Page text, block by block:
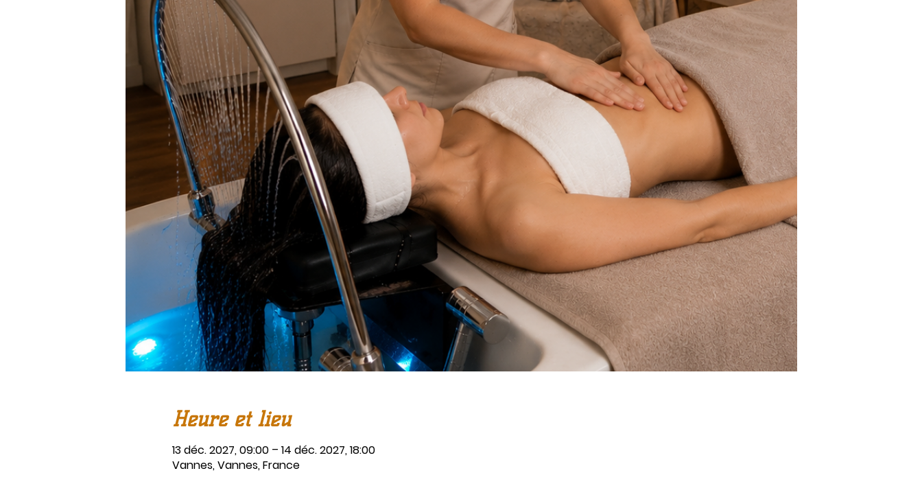
Heure et lieu
13 déc. 2027, 09:00 – 14 déc. 2027, 18:00
Vannes, Vannes, France